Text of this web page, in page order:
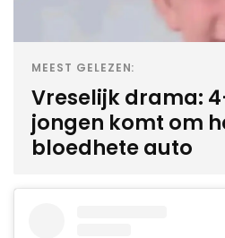
MEEST GELEZEN:
Vreselijk drama:
jongen komt om
bloedhete auto